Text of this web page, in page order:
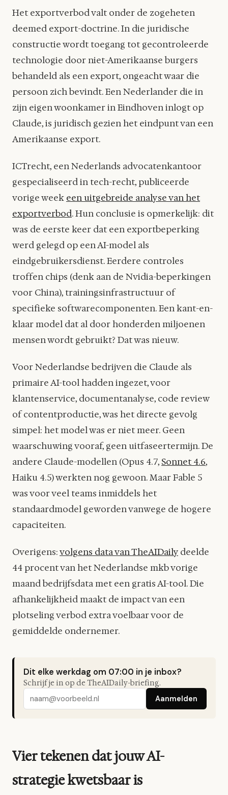
Het exportverbod valt onder de zogeheten
deemed export-doctrine. In die juridische
constructie wordt toegang tot gecontroleerde
technologie door niet-Amerikaanse burgers
behandeld als een export, ongeacht waar die
persoon zich bevindt. Een Nederlander die in
zijn eigen woonkamer in Eindhoven inlogt op
Claude, is juridisch gezien het eindpunt van een
Amerikaanse export.
ICTrecht, een Nederlands advocatenkantoor
gespecialiseerd in tech-recht, publiceerde
vorige week een uitgebreide analyse van het
exportverbod. Hun conclusie is opmerkelijk: dit
was de eerste keer dat een exportbeperking
werd gelegd op een AI-model als
eindgebruikersdienst. Eerdere controles
troffen chips (denk aan de Nvidia-beperkingen
voor China), trainingsinfrastructuur of
specifieke softwarecomponenten. Een kant-en-
klaar model dat al door honderden miljoenen
mensen wordt gebruikt? Dat was nieuw.
Voor Nederlandse bedrijven die Claude als
primaire AI-tool hadden ingezet, voor
klantenservice, documentanalyse, code review
of contentproductie, was het directe gevolg
simpel: het model was er niet meer. Geen
waarschuwing vooraf, geen uitfaseertermijn. De
andere Claude-modellen (Opus 4.7, Sonnet 4.6,
Haiku 4.5) werkten nog gewoon. Maar Fable 5
was voor veel teams inmiddels het
standaardmodel geworden vanwege de hogere
capaciteiten.
Overigens:volgens data van TheAIDaily deelde
44 procent van het Nederlandse mkb vorige
maand bedrijfsdata met een gratis AI-tool. Die
afhankelijkheid maakt de impact van een
plotseling verbod extra voelbaar voor de
gemiddelde ondernemer.
Dit elke werkdag om 07:00 in je inbox?
Schrijf je in op de TheAIDaily-briefing.
Aanmelden
Vier tekenen dat jouw AI-
strategie kwetsbaar is